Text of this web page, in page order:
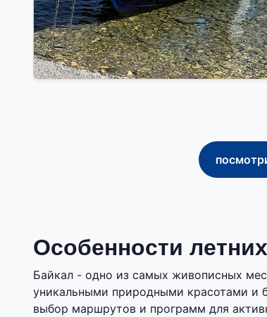
Особенности
Байкал - одно из самых живописных
уникальными природными красотами и
выбор маршрутов и программ для